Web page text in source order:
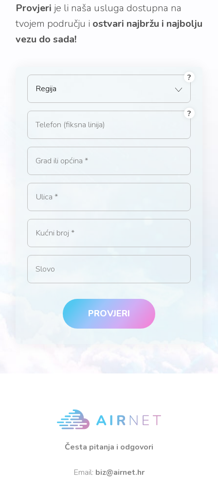
Provjeri je li naša usluga dostupna na
tvojem području i ostvari najbržu i najbolju
vezu do sada!
Regija ?
Broj telefona ?
Grad ili općina
Ulica
Kućni broj
Slovo
PROVJERI
Česta pitanja i odgovori
Email: biz@airnet.hr